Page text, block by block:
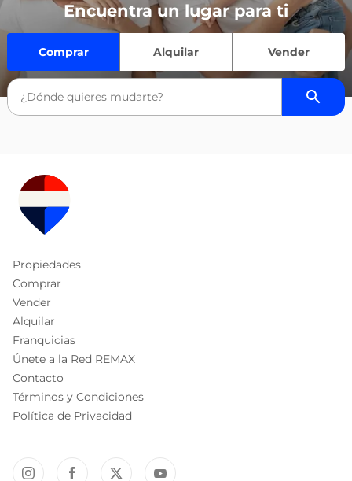
Encuentra un lugar para ti
Comprar Alquilar Vender
Propiedades
Comprar
Vender
Alquilar
Franquicias
Únete a la Red REMAX
Contacto
Términos y Condiciones
Política de Privacidad